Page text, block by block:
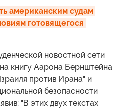
американским судам
готовящегося
новостной сети
книгу Аарона Бернштейна
против Ирана" и
безопасности
"В этих двух текстах